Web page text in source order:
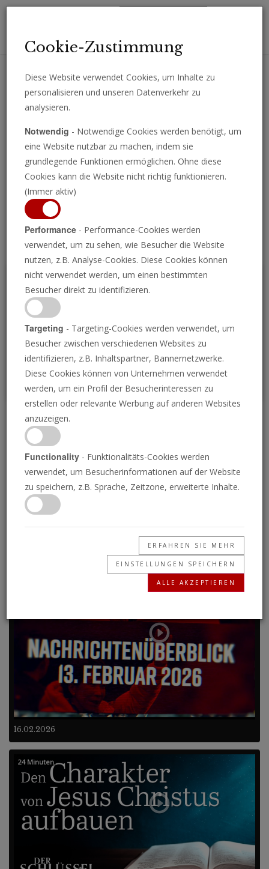
Erhalten Sie wichtige Analysen, Kommentare und Nachrichten
Programm ansehen
P
Warum lässt Gott Leid
zu?
11.06.2018 • 6 Minuten
Unsere Welt ist voller Leid. Warum?
Frühere Programme
16.02.2026
24 Minuten
Cookie-Zustimmung
Diese Website verwendet Cookies, um Inhalte zu
personalisieren und unseren Datenverkehr zu
analysieren.
Notwendig - Notwendige Cookies werden benötigt, um
eine Website nutzbar zu machen, indem sie
grundlegende Funktionen ermöglichen. Ohne diese
Cookies kann die Website nicht richtig funktionieren.
(Immer aktiv)
Performance - Performance-Cookies werden
verwendet, um zu sehen, wie Besucher die Website
nutzen, z.B. Analyse-Cookies. Diese Cookies können
nicht verwendet werden, um einen bestimmten
Besucher direkt zu identifizieren.
Targeting - Targeting-Cookies werden verwendet, um
Besucher zwischen verschiedenen Websites zu
identifizieren, z.B. Inhaltspartner, Bannernetzwerke.
Diese Cookies können von Unternehmen verwendet
werden, um ein Profil der Besucherinteressen zu
erstellen oder relevante Werbung auf anderen Websites
anzuzeigen.
Functionality - Funktionalitäts-Cookies werden
verwendet, um Besucherinformationen auf der Website
zu speichern, z.B. Sprache, Zeitzone, erweiterte Inhalte.
ERFAHREN SIE MEHR
EINSTELLUNGEN SPEICHERN
ALLE AKZEPTIEREN